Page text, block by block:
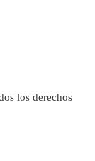
los derechos